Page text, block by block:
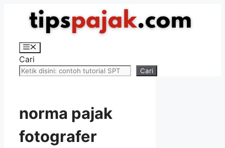
Langsung
Menu
Cari
Cari
norma pajak
fotografer